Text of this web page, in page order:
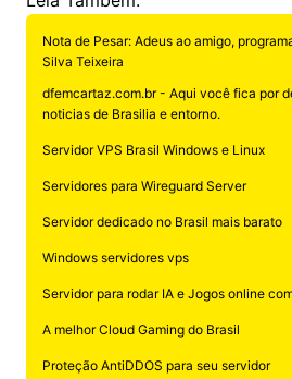
Nota de Pesar: Adeus ao amigo,
Silva Teixeira
dfemcartaz.com.br - Aqui você fica por
noticias de Brasilia e entorno.
Servidor VPS Brasil Windows e Linux
Servidores para Wireguard Server
Servidor dedicado no Brasil mais barato
Windows servidores vps
Servidor para rodar IA e Jogos online
A melhor Cloud Gaming do Brasil
Proteção AntiDDOS para seu servidor